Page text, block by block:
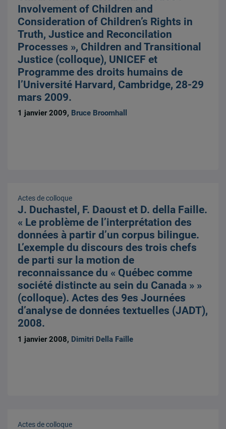
Involvement of Children and
Consideration of Children’s Rights in
Truth, Justice and Reconcilation
Processes », Children and Transitional
Justice (colloque), UNICEF et
Programme des droits humains de
l’Université Harvard, Cambridge, 28-29
mars 2009.
1 janvier 2009, Bruce Broomhall
Actes de colloque
J. Duchastel, F. Daoust et D. della Faille.
« Le problème de l’interprétation des
données à partir d’un corpus bilingue.
L’exemple du discours des trois chefs
de parti sur la motion de
reconnaissance du « Québec comme
société distincte au sein du Canada » »
(colloque). Actes des 9es Journées
d’analyse de données textuelles (JADT),
2008.
1 janvier 2008, Dimitri Della Faille
Actes de colloque